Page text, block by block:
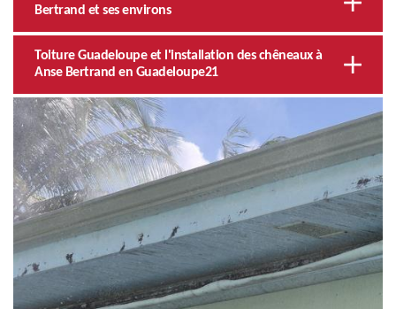
Bertrand et ses environs
Toiture Guadeloupe et l'installation des chêneaux à
Anse Bertrand en Guadeloupe21